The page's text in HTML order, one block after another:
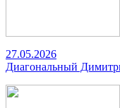
27.05.2026
Диагональный